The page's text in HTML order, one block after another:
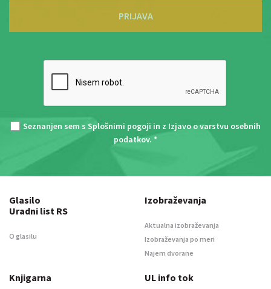
PRIJAVA
Seznanjen sem s Splošnimi pogoji in z Izjavo o varstvu osebnih
podatkov. *
Glasilo
Uradni list RS
O glasilu
Izobraževanja
Aktualna izobraževanja
Izobraževanja po meri
Najem dvorane
Knjigarna UL info tok